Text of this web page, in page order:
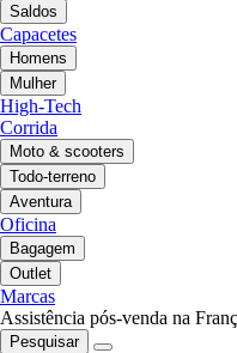
Saldos
Capacetes
Homens
Mulher
High-Tech
Corrida
Moto & scooters
Todo-terreno
Aventura
Oficina
Bagagem
Outlet
Marcas
Assistência pós-venda na
Pesquisar